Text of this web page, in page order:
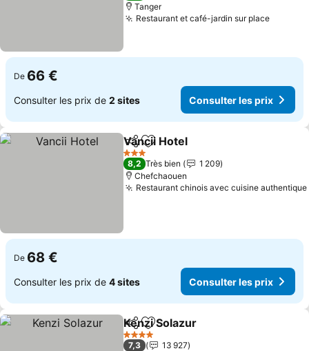
Tanger
Restaurant et café-jardin sur place
De 66 €
Consulter les prix de 2 sites Consulter les prix
PartagerAjouter à mes favoris
Vancii Hotel
3 Étoiles
8,2 Très bien
1 209
Chefchaouen
Restaurant chinois avec cuisine authentique
De 68 €
Consulter les prix de 4 sites Consulter les prix
PartagerAjouter à mes favoris
Kenzi Solazur
4 Étoiles
7,3
13 927